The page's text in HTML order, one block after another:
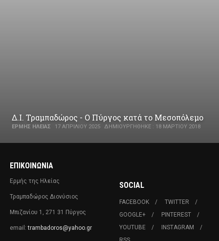
Δ.Ι. Τραμπαδώρος - Ο Πύργος κατά το Μεσοπόλεμο
ΕΡΜΉΣ ΗΛΕΊΑΣ 17 ΑΠΡΙΛΊΟΥ 2025 ΔΗΜΙΟΥΡΓΉΘΗΚΕ : 18 ΜΑΡΤΊΟΥ 2018
ΕΠΙΚΟΙΝΩΝΊΑ
Ερμής της Ηλείας
Τραμπαδώρος Διονύσιος
Μπιζανίου 1, 271 31 Πύργος
email:trambadoros@yahoo.gr
SOCIAL
FACEBOOK
TWITTER
GOOGLE+
PINTEREST
YOUTUBE
INSTAGRAM